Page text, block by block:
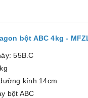
bột ABC 4kg -
55B.C
kính 14cm
bột ABC